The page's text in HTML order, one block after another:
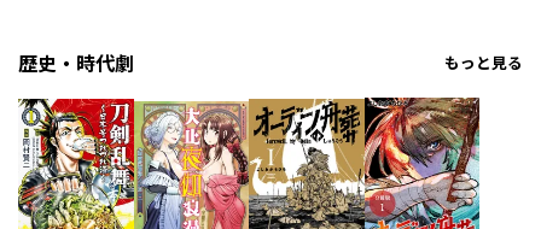
歴史・時代劇 もっと見る